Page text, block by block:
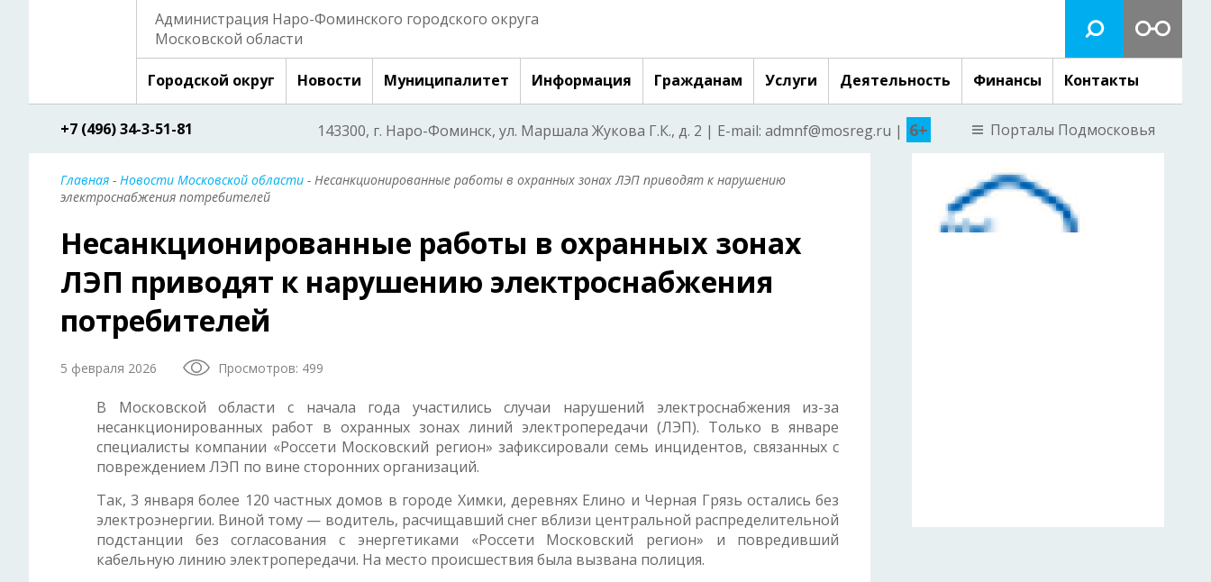
Администрация Наро-Фоминского городского округа
Московской области
Городской округ Новости Муниципалитет Информация Гражданам Услуги Деятельность Финансы Контакты
+7 (496) 34-3-51-81 143300, г. Наро-Фоминск, ул. Маршала Жукова Г.К., д. 2 | E-mail: admnf@mosreg.ru | 6+ Порталы Подмосковья
Главная - Новости Московской области - Несанкционированные работы в охранных зонах ЛЭП приводят к нарушению
электроснабжения потребителей
Несанкционированные работы в охранных зонах
ЛЭП приводят к нарушению электроснабжения
потребителей
5 февраля 2026 Просмотров: 499
В Московской области с начала года участились случаи нарушений электроснабжения из-за
несанкционированных работ в охранных зонах линий электропередачи (ЛЭП). Только в январе
специалисты компании «Россети Московский регион» зафиксировали семь инцидентов, связанных с
повреждением ЛЭП по вине сторонних организаций.
Так, 3 января более 120 частных домов в городе Химки, деревнях Елино и Черная Грязь остались без
электроэнергии. Виной тому — водитель, расчищавший снег вблизи центральной распределительной
подстанции без согласования с энергетиками «Россети Московский регион» и повредивший
кабельную линию электропередачи. На место происшествия была вызвана полиция.